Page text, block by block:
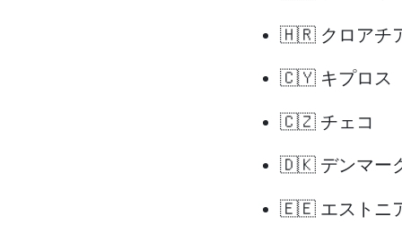
🇭🇷 クロアチ
🇨🇾 キプロス
🇨🇿 チェコ
🇩🇰 デンマー
🇪🇪 エストニ